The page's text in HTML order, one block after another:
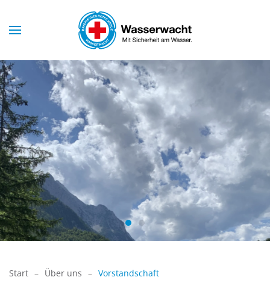
Skip to main content
Start Über uns Vorstandschaft